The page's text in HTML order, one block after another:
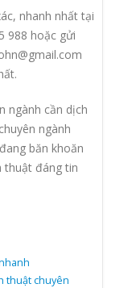
nhanh nhất tại
988 hoặc gửi
ngành cần dịch
ngành
băn khoăn
thuật đáng tin
thuật chuyên